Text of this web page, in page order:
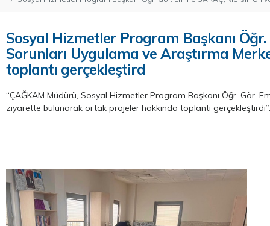
Sosyal Hizmetler Program Başkanı
Sorunları Uygulama ve Araştırma
toplantı gerçekleştird
“ÇAĞKAM Müdürü, Sosyal Hizmetler Program Başkanı Öğr. Gör.
ziyarette bulunarak ortak projeler hakkında toplantı gerçekleştirdi”.